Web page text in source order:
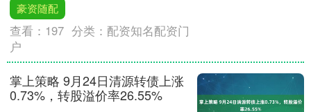
豪资随配
查看： 197 分类： 配资知名配资门
户
掌上策略 9月24日清源转债上涨
0.73%，转股溢价率26.55%